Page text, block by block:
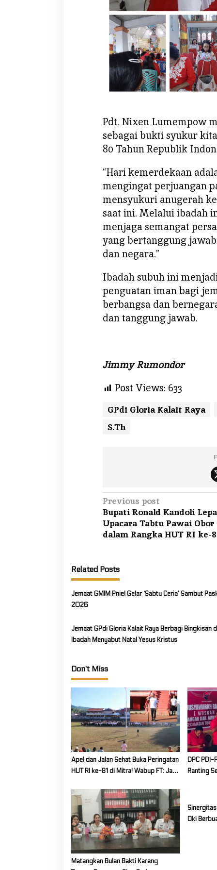
Pdt. Nixen Lumempow
sebagai bukti syukur
80 Tahun Republik
“Hari kemerdekaan
mengingat perjuangan
mensyukuri anugerah
saat ini. Melalui ibadah
menjaga semangat
yang bertanggung
dan negara.”
Ibadah subuh ini
penguatan iman bagi
berbangsa dan
dan tanggung jawab.
Jimmy Rumondor
Post Views: 633
GPdi Gloria Kalait Raya
S.Th
P
o
s
t
a
v
i
a
t
o
n
Previous post
Bupati Ronald Kandoli
Upacara Tabtu Pawai Obor
dalam Rangka HUT RI ke-
Related Posts
Jemaat GMIM Pniel Gelar ‘Sabtu Ceria’ Sambut
2026
Jemaat GPdi Gloria Kalait Raya Berbagi Bingkisan
Ibadah Menyabut Natal Yesus Kristus
Don't Miss
Apel dan Jalan Sehat Buka Peringatan
HUT RI ke-81 di Mitra! Wabup FT: Jaga
DPC
Ranting
Matangkan Bulan Bakti Karang
Oki